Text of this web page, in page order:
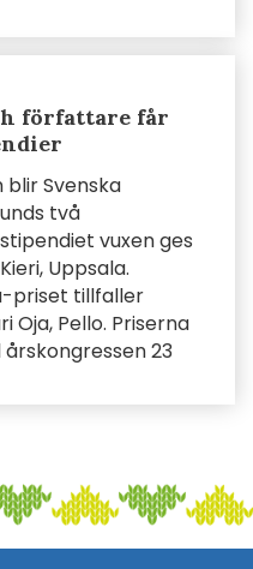
författare får
blir Svenska
två
vuxen ges
Uppsala.
priset tillfaller
Oja, Pello. Priserna
23